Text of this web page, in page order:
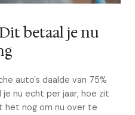
betaal je nu
auto's daalde van 75%
nu echt per jaar, hoe zit
het nog om nu over te